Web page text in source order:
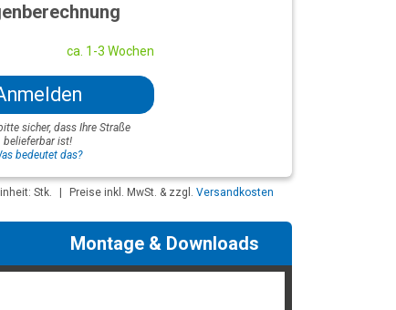
ca. 1-3 Wochen
sicher, dass Ihre Straße
belieferbar ist!
bedeutet das?
Stk. Preise inkl. MwSt. & zzgl. Versandkosten
Montage & Downloads